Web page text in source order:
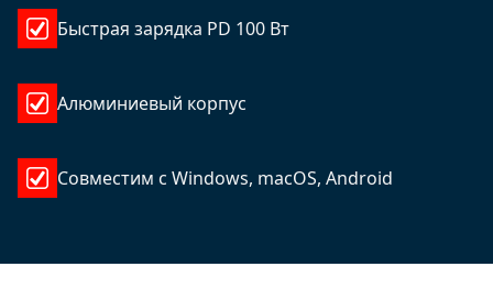
Быстрая зарядка PD 100 Вт
Алюминиевый корпус
Совместим с Windows, macOS, Android